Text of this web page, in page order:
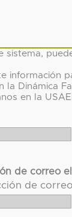
sistema,
información
la Dinámica
en la
de correo
de